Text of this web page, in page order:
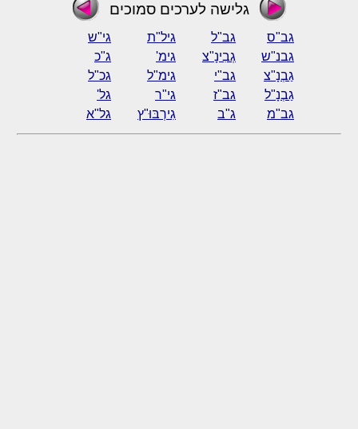
גלישה לערכים סמוכים
גב"ס גב"ל גיל"ת
גי"ש
גבנ"ש
גְבִינָ"צ גימ'
ג"כ
גַבְנָ"צ
גב"י גימ"ל
גכ"ל
גַבְנָ"ל
גב"ז גי"ר
גל'
גב"מ
ג"ב גִירְבּוּ"ץ גל"א